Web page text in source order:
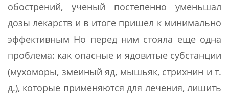
обострений, ученый постепенно уменьшал
дозы лекарств и в итоге пришел к минимально
эффективным Но перед ним стояла еще одна
проблема: как опасные и ядовитые субстанции
(мухоморы, змеиный яд, мышьяк, стрихнин и т.
д.), которые применяются для лечения, лишить